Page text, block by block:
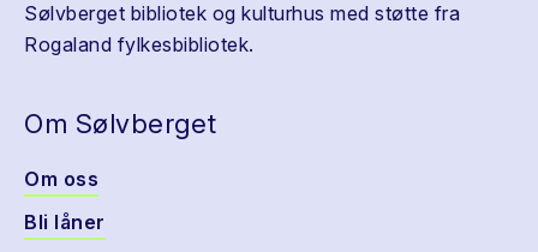
Sølvberget bibliotek og kulturhus med støtte fra
Rogaland fylkesbibliotek.
Om Sølvberget
Om oss
Bli låner